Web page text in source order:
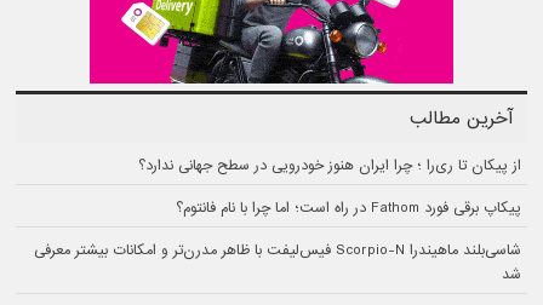
آخرین مطالب
از پیکان تا ری‌را ؛ چرا ایران هنوز خودرویی در سطح جهانی ندارد؟
پیکاپ برقی فورد Fathom در راه است؛ اما چرا با نام فانتوم؟
شاسی‌بلند ماهیندرا Scorpio-N فیس‌لیفت با ظاهر مدرن‌تر و امکانات بیشتر معرفی
شد